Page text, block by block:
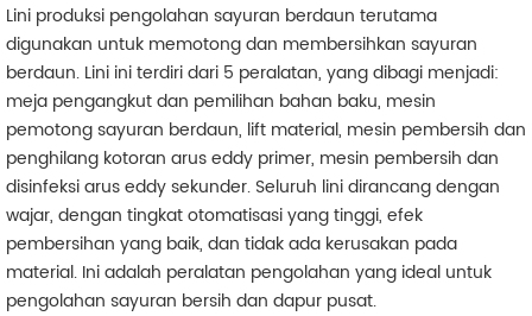
Lini produksi pengolahan sayuran berdaun terutama
digunakan untuk memotong dan membersihkan sayuran
berdaun. Lini ini terdiri dari 5 peralatan, yang dibagi menjadi:
meja pengangkut dan pemilihan bahan baku, mesin
pemotong sayuran berdaun, lift material, mesin pembersih dan
penghilang kotoran arus eddy primer, mesin pembersih dan
disinfeksi arus eddy sekunder. Seluruh lini dirancang dengan
wajar, dengan tingkat otomatisasi yang tinggi, efek
pembersihan yang baik, dan tidak ada kerusakan pada
material. Ini adalah peralatan pengolahan yang ideal untuk
pengolahan sayuran bersih dan dapur pusat.